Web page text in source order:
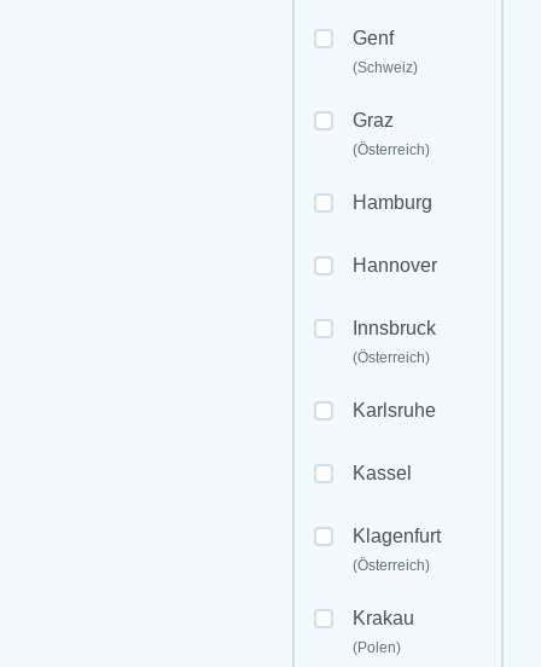
Genf
(Schweiz)
Graz
(Österreich)
Hamburg
Hannover
Innsbruck
(Österreich)
Karlsruhe
Kassel
Klagenfurt
(Österreich)
Krakau
(Polen)